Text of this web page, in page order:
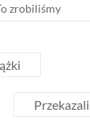
zrobiliśmy